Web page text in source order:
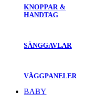
KNOPPAR &
HANDTAG
SÄNGGAVLAR
VÄGGPANELER
BABY